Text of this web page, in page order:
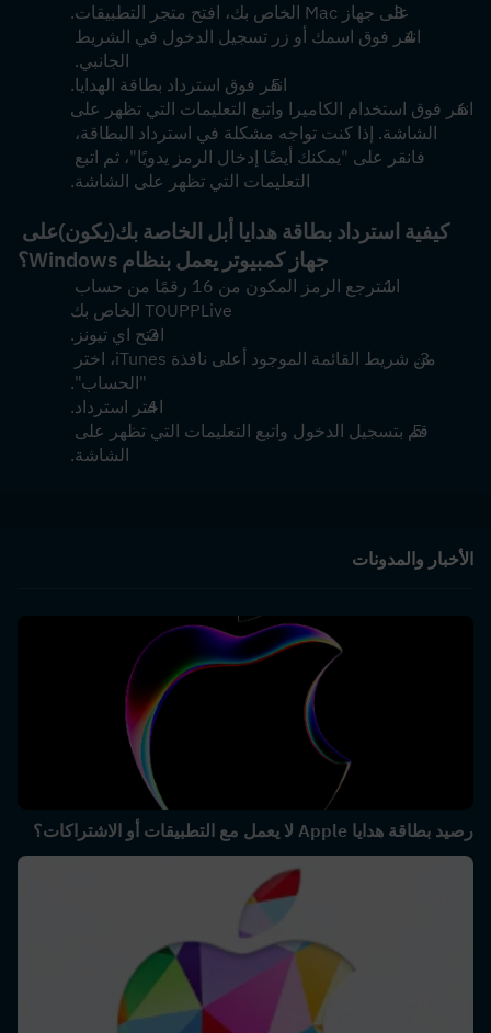
على جهاز Mac الخاص بك، افتح متجر التطبيقات.
الجانبي.
انقر فوق استرداد بطاقة الهدايا.
التعليمات التي تظهر على الشاشة.
كيفية استرداد بطاقة هدايا أبل الخاصة بك(يكون)
جهاز كمبيوتر يعمل بنظام Windows؟
TOUPPLive الخاص بك
افتح اي تيونز.
"الحساب".
اختر استرداد.
الشاشة.
الأخبار والمدونات
رصيد بطاقة هدايا Apple لا يعمل مع التطبيقات أو الاشتراكات؟